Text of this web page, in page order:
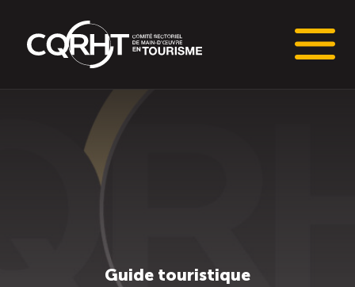
Connaissances stratégiques
Informations sur le marché du travail (IMT)
Main-d’oeuvre en tourisme
Guide touristique